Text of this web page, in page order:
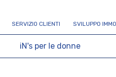
SERVIZIO CLIENTI SVILUPPO IMMO
iN's per le donne